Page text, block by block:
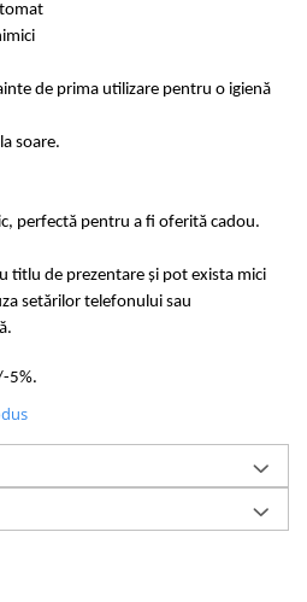
de prima utilizare pentru o igienă
soare.
perfectă pentru a fi oferită cadou.
titlu de prezentare și pot exista mici
setărilor telefonului sau
5%.